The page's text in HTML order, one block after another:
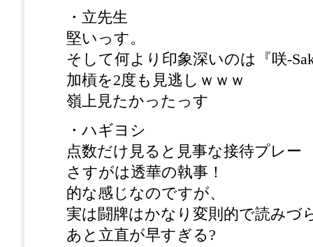
・立先生
堅いっす。
そして何より印象深いのは『咲-
加槓を2度も見逃しｗｗｗ
嶺上見たかったっす
・ハギヨシ
点数だけ見ると見事な接待プレー
さすがは透華の執事！
的な感じなのですが、
実は闘牌はかなり変則的で読みづ
あと立直が早すぎる?